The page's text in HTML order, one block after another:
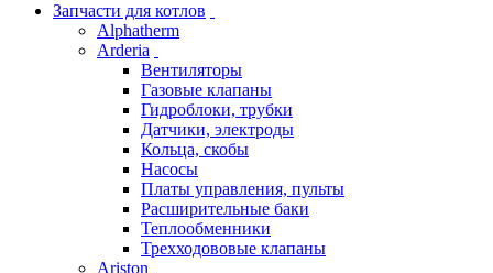
Запчасти для котлов
Alphatherm
Arderia
Вентиляторы
Газовые клапаны
Гидроблоки, трубки
Датчики, электроды
Кольца, скобы
Насосы
Платы управления, пульты
Расширительные баки
Теплообменники
Трехходововые клапаны
Ariston